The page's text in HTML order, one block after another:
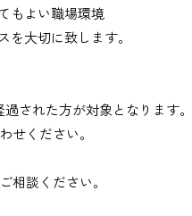
もよい職場環境
大切に致します。
された方が対象となります。
せください。
談ください。